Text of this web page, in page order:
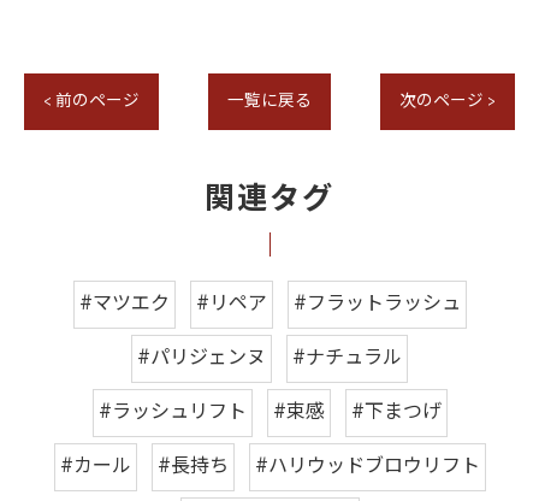
< 前のページ 一覧に戻る 次のページ >
関連タグ
#マツエク #リペア
#フラットラッシュ
#パリジェンヌ
#ナチュラル
#ラッシュリフト
#束感
#下まつげ
#カール
#長持ち
#ハリウッドブロウリフト